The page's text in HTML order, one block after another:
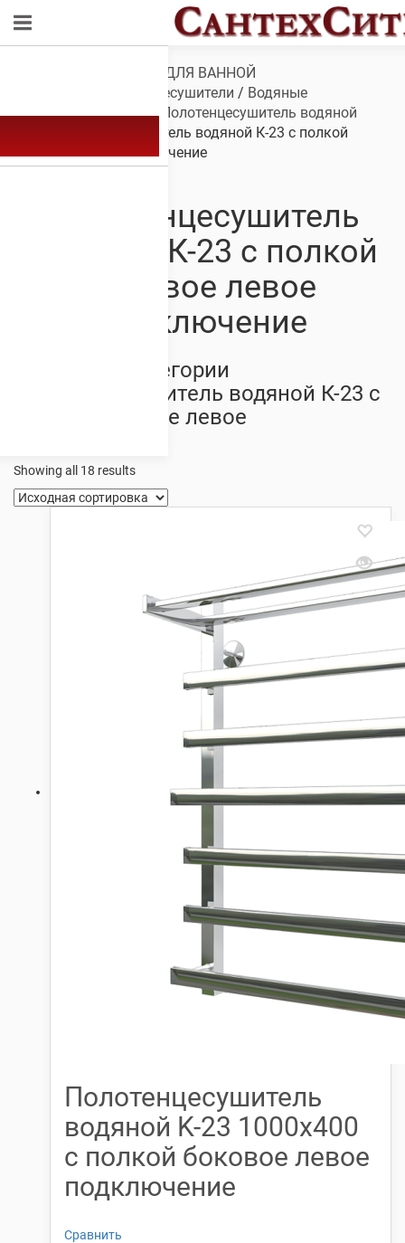
САНТЕХНИКА ДЛЯ ВАННОЙ
Полотенцесушители / Водяные
полотенцесушители/ Полотенцесушитель водяной
/ Полотенцесушитель водяной К-23 с полкой
боковое левое подключение
Полотенцесушитель
водяной К-23 с полкой
боковое левое
подключение
Товары из категории
Полотенцесушитель водяной К-23 с
полкой боковое левое
Showing all 18 results
Полотенцесушитель
водяной K-23 1000х400
с полкой боковое левое
подключение
Сравнить